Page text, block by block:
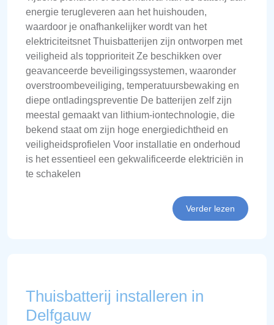
energie terugleveren aan het huishouden,
waardoor je onafhankelijker wordt van het
elektriciteitsnet Thuisbatterijen zijn ontworpen met
veiligheid als topprioriteit Ze beschikken over
geavanceerde beveiligingssystemen, waaronder
overstroombeveiliging, temperatuursbewaking en
diepe ontladingspreventie De batterijen zelf zijn
meestal gemaakt van lithium-iontechnologie, die
bekend staat om zijn hoge energiedichtheid en
veiligheidsprofielen Voor installatie en onderhoud
is het essentieel een gekwalificeerde elektriciën in
te schakelen
Verder lezen
Thuisbatterij installeren in
Delfgauw